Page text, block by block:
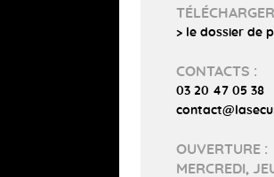
> le dossier de
CONTACTS :
03 20 47 05 38
OUVERTURE :
MERCREDI,